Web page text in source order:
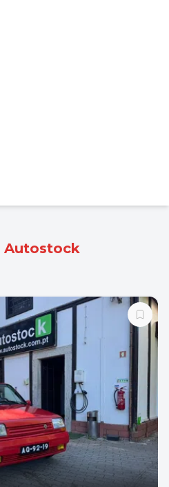
Autostock